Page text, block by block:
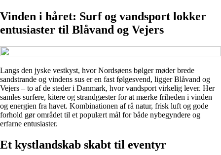
Vinden i håret: Surf og vandsport lokker
entusiaster til Blåvand og Vejers
Langs den jyske vestkyst, hvor Nordsøens bølger møder brede
sandstrande og vindens sus er en fast følgesvend, ligger Blåvand og
Vejers – to af de steder i Danmark, hvor vandsport virkelig lever. Her
samles surfere, kitere og strandgæster for at mærke friheden i vinden
og energien fra havet. Kombinationen af rå natur, frisk luft og gode
forhold gør området til et populært mål for både nybegyndere og
erfarne entusiaster.
Et kystlandskab skabt til eventyr